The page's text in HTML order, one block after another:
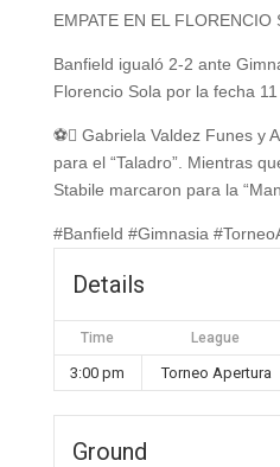
EMPATE EN EL FLORENCIO
Banfield igualó 2-2 ante
Florencio Sola por la fecha
⚽️ Gabriela Valdez Funes y
para el “Taladro”. Mientras
Stabile marcaron para la
#Banfield #Gimnasia
Details
Time League
3:00 pm Torneo Apertura
Ground